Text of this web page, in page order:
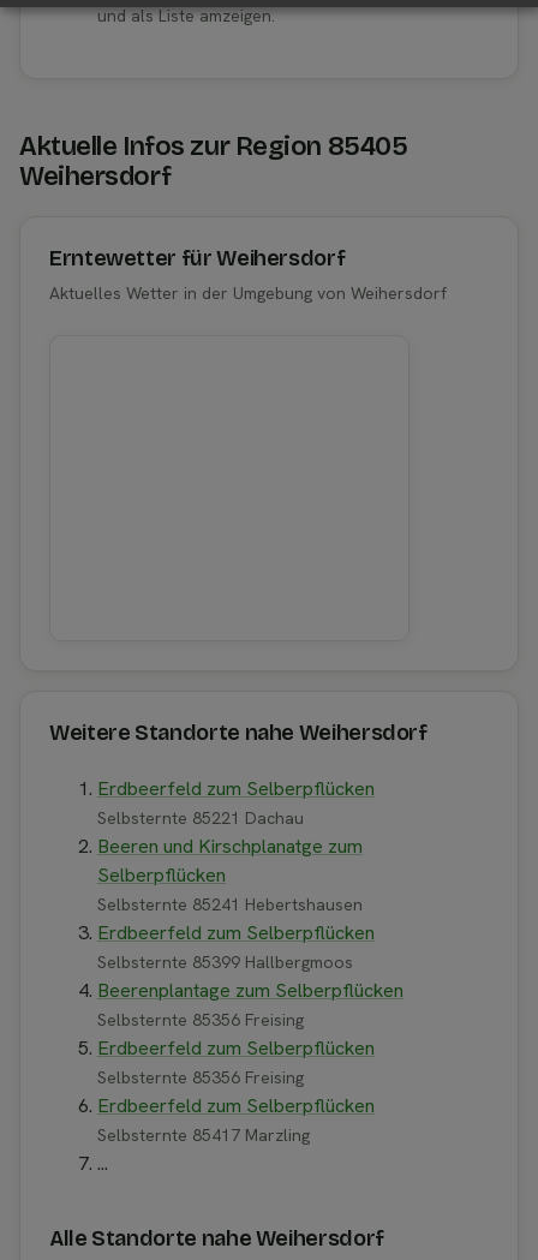
und als Liste amzeigen.
Aktuelle Infos zur Region 85405
Weihersdorf
Erntewetter für Weihersdorf
Aktuelles Wetter in der Umgebung von Weihersdorf
Weitere Standorte nahe Weihersdorf
Erdbeerfeld zum Selberpflücken
Selbsternte 85221 Dachau
Beeren und Kirschplanatge zum
Selberpflücken
Selbsternte 85241 Hebertshausen
Erdbeerfeld zum Selberpflücken
Selbsternte 85399 Hallbergmoos
Beerenplantage zum Selberpflücken
Selbsternte 85356 Freising
Erdbeerfeld zum Selberpflücken
Selbsternte 85356 Freising
Erdbeerfeld zum Selberpflücken
Selbsternte 85417 Marzling
...
Alle Standorte nahe Weihersdorf